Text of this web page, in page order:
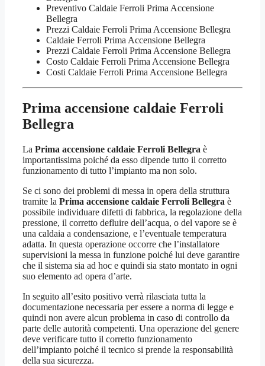
Preventivo Caldaie Ferroli Prima Accensione
Bellegra
Prezzi Caldaie Ferroli Prima Accensione Bellegra
Caldaie Ferroli Prima Accensione Bellegra
Prezzi Caldaie Ferroli Prima Accensione Bellegra
Costo Caldaie Ferroli Prima Accensione Bellegra
Costi Caldaie Ferroli Prima Accensione Bellegra
Prima accensione caldaie Ferroli
Bellegra
La Prima accensione caldaie Ferroli Bellegra è
importantissima poiché da esso dipende tutto il corretto
funzionamento di tutto l’impianto ma non solo.
Se ci sono dei problemi di messa in opera della struttura
tramite la Prima accensione caldaie Ferroli Bellegra è
possibile individuare difetti di fabbrica, la regolazione della
pressione, il corretto defluire dell’acqua, o del vapore se è
una caldaia a condensazione, e l’eventuale temperatura
adatta. In questa operazione occorre che l’installatore
supervisioni la messa in funzione poiché lui deve garantire
che il sistema sia ad hoc e quindi sia stato montato in ogni
suo elemento ad opera d’arte.
In seguito all’esito positivo verrà rilasciata tutta la
documentazione necessaria per essere a norma di legge e
quindi non avere alcun problema in caso di controllo da
parte delle autorità competenti. Una operazione del genere
deve verificare tutto il corretto funzionamento
dell’impianto poiché il tecnico si prende la responsabilità
della sua sicurezza.